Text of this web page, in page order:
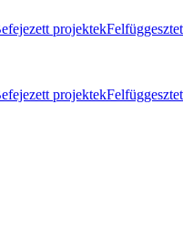
projektek
projektek